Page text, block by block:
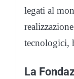
legati al
tecnologici,
La